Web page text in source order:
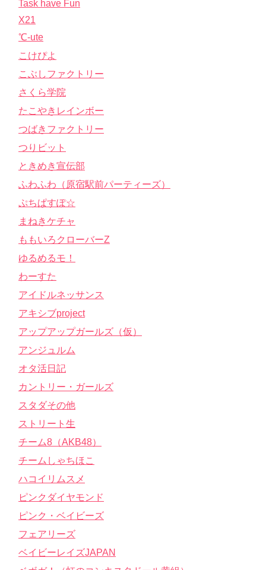
Task have Fun
X21
℃-ute
こけぴよ
こぶしファクトリー
さくら学院
たこやきレインボー
つばきファクトリー
つりビット
ときめき宣伝部
ふわふわ（原宿駅前パーティーズ）
ぷちぱすぽ☆
まねきケチャ
ももいろクローバーZ
ゆるめるモ！
わーすた
アイドルネッサンス
アキシブproject
アップアップガールズ（仮）
アンジュルム
オタ活日記
カントリー・ガールズ
スタダその他
ストリート生
チーム8（AKB48）
チームしゃちほこ
ハコイリムスメ
ピンクダイヤモンド
ピンク・ベイビーズ
フェアリーズ
ベイビーレイズJAPAN